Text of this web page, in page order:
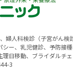
婦人科検診（子宮がん検
ー、乳児健診、予防接
日移動、ブライダルチ
3